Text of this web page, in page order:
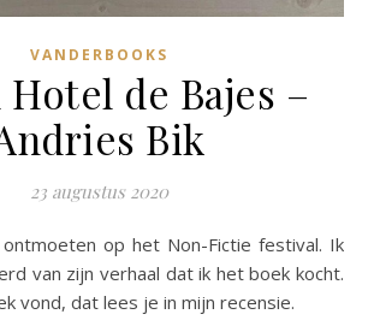
VANDERBOOKS
Hotel de Bajes –
Bik
23 augustus 2020
van zijn verhaal dat ik het boek kocht.
vond, dat lees je in mijn recensie.